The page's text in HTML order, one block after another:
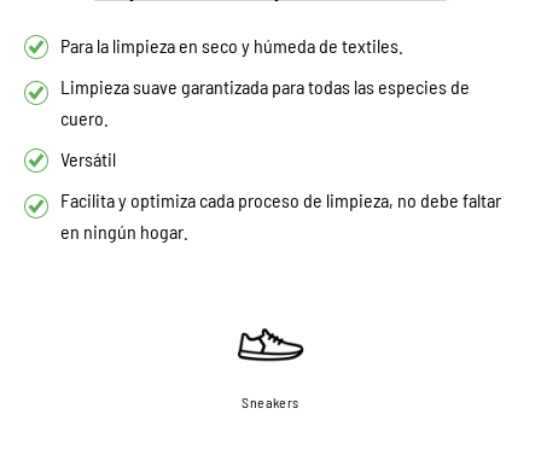
Para la limpieza en seco y húmeda de textiles.
Limpieza suave garantizada para todas las especies de
cuero.
Versátil
Facilita y optimiza cada proceso de limpieza, no debe faltar
en ningún hogar.
Sneakers